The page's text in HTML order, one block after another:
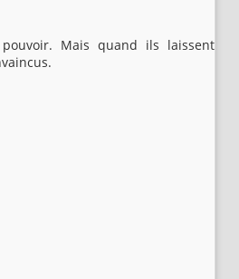
Mais quand ils laissent